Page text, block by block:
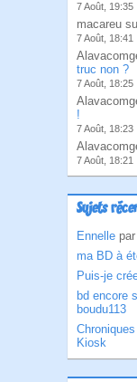
7 Août, 19:35
macareu
7 Août, 18:41
truc non ?
7 Août, 18:25
!
7 Août, 18:23
7 Août, 18:21
Sujets
Ennelle par
ma BD à
Puis-je
bd encore
boudu113
Kiosk